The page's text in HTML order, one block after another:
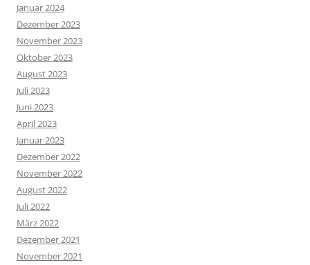
Januar 2024
Dezember 2023
November 2023
Oktober 2023
August 2023
Juli 2023
Juni 2023
April 2023
Januar 2023
Dezember 2022
November 2022
August 2022
Juli 2022
März 2022
Dezember 2021
November 2021